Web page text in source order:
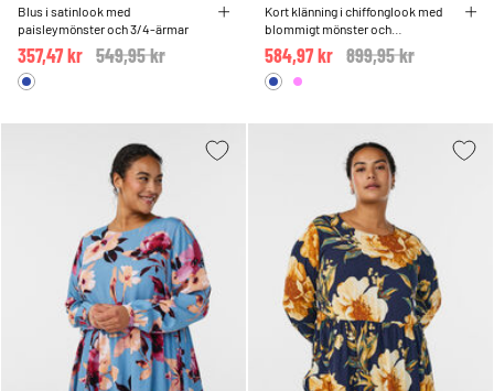
Blus i satinlook med
paisleymönster och 3/4-ärmar
Price reduced from
549,95 kr
357,47 kr
Kort klänning i chiffonglook med
blommigt mönster och
volanglager
Price reduced from
899,95 kr
584,97 kr